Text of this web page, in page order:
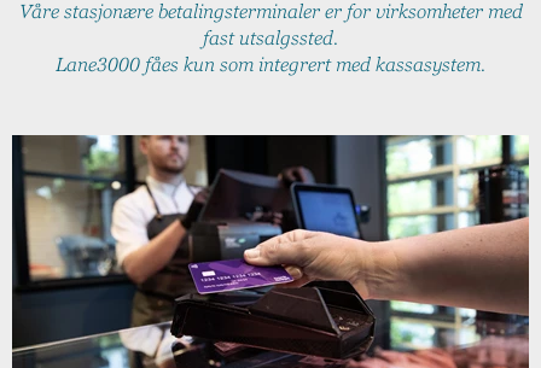
Våre stasjonære betalingsterminaler er for virksomheter med
fast utsalgssted.
Lane3000 fåes kun som integrert med kassasystem.